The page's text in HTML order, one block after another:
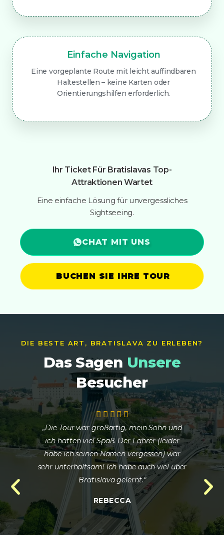
Einfache Navigation
Eine vorgeplante Route mit leicht auffindbaren
Haltestellen – keine Karten oder
Orientierungshilfen erforderlich.
Ihr Ticket Für Bratislavas Top-
Attraktionen Wartet
Eine einfache Lösung für unvergessliches
Sightseeing.
CHAT MIT UNS
BUCHEN SIE IHRE TOUR
DIE BESTE ART, BRATISLAVA ZU ERLEBEN?
Das Sagen Unsere
Besucher
„Die Tour war großartig, mein Sohn und
ich hatten viel Spaß. Der Fahrer (leider
habe ich seinen Namen vergessen) war
sehr unterhaltsam! Ich habe auch viel über
Bratislava gelernt.“
REBECCA
in